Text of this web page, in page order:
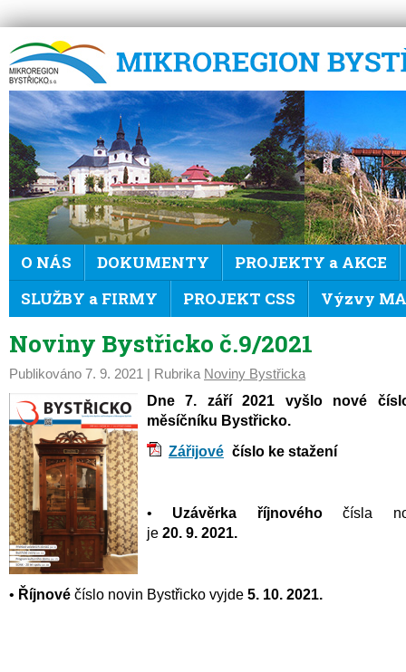
Mikroregion Bystřicko
O NÁS DOKUMENTY
PROJEKTY a AKCE
SLUŽBY a FIRMY
PROJEKT CSS Výzvy
Noviny Bystřicko č.9/2021
Publikováno 7. 9. 2021 | Rubrika Noviny Bystřicka
Dne 7. září 2021 vyšlo nové
měsíčníku Bystřicko.
Zářijové číslo ke stažení
• Uzávěrka říjnovéhočísla
je 20. 9. 2021.
• Říjnové číslo novin Bystřicko vyjde 5. 10. 2021.